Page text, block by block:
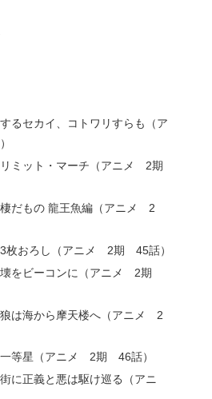
るセカイ、コトワリすらも（ア
ミット・マーチ（アニメ 2期
だもの 龍王魚編（アニメ 2
枚おろし（アニメ 2期 45話）
をビーコンに（アニメ 2期
は海から摩天楼へ（アニメ 2
等星（アニメ 2期 46話）
に正義と悪は駆け巡る（アニ